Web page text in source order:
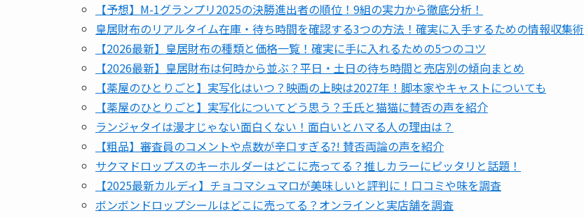
【予想】M-1グランプリ2025の決勝進出者の順位！9組の実力から徹底分析！
皇居財布のリアルタイム在庫・待ち時間を確認する3つの方法！確実に入手するための情報収集術
【2026最新】皇居財布の種類と価格一覧！確実に手に入れるための5つのコツ
【2026最新】皇居財布は何時から並ぶ？平日・土日の待ち時間と売店別の傾向まとめ
【薬屋のひとりごと】実写化はいつ？映画の上映は2027年！脚本家やキャストについても
【薬屋のひとりごと】実写化についてどう思う？壬氏と猫猫に賛否の声を紹介
ランジャタイは漫才じゃない面白くない！面白いとハマる人の理由は？
【粗品】審査員のコメントや点数が辛口すぎる?! 賛否両論の声を紹介
サクマドロップスのキーホルダーはどこに売ってる？推しカラーにピッタリと話題！
【2025最新カルディ】チョコマシュマロが美味しいと評判に！口コミや味を調査
ボンボンドロップシールはどこに売ってる？オンラインと実店舗を調査